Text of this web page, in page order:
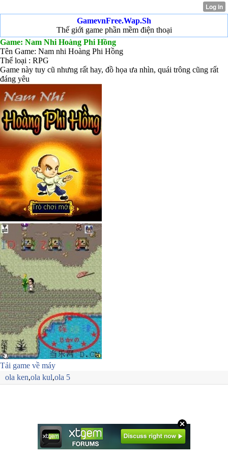
GamevnFree.Wap.Sh
Thế giới game phần mềm điện thoại
Game: Nam Nhi Hoàng Phi Hồng
Tên Game: Nam nhi Hoàng Phi Hồng
Thể loại : RPG
Game này tuy cũ nhưng rất hay, đồ họa ưa nhìn, quái trông cũng rất
đáng yêu
Tải game về máy
ola ken,ola kul,ola 5